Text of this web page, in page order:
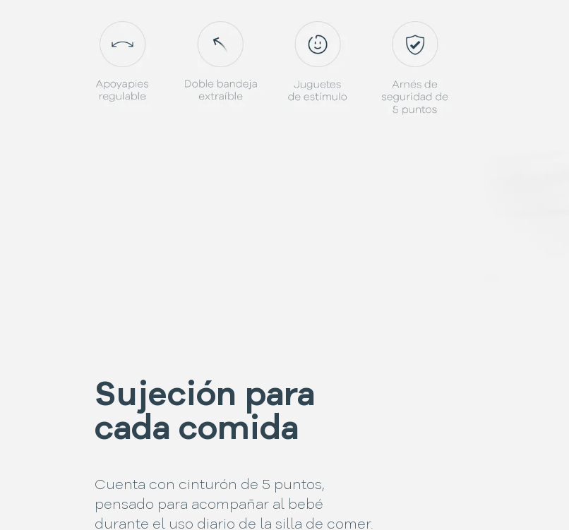
Sujeción para
cada comida
Cuenta con cinturón de 5 puntos,
pensado para acompañar al bebé
durante el uso diario de la silla de comer.